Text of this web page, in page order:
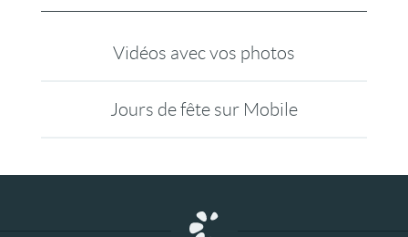
Vidéos avec vos photos
Jours de fête sur Mobile